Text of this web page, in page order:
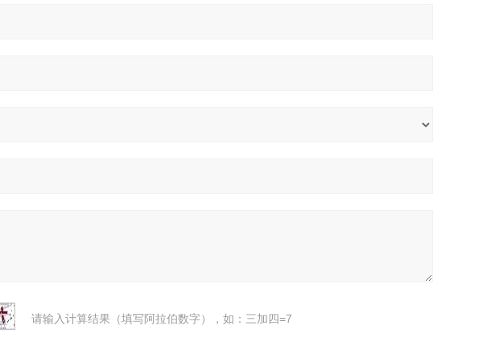
请输入计算结果（填写阿拉伯数字），如：三加四=7